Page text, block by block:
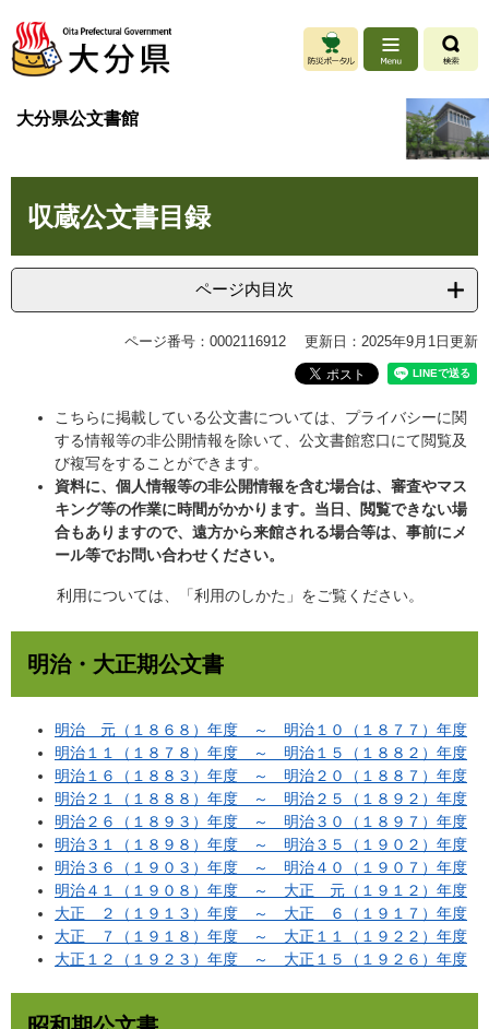
ジ
ュ
大分県公文書館
収蔵公文書目録
ページ内目次
ページ番号：0002116912 更新日：2025年9月1日更新
こちらに掲載している公文書については、プライバシーに関
する情報等の非公開情報を除いて、公文書館窓口にて閲覧及
び複写をすることができます。
資料に、個人情報等の非公開情報を含む場合は、審査やマス
キング等の作業に時間がかかります。当日、閲覧できない場
合もありますので、遠方から来館される場合等は、事前にメ
ール等でお問い合わせください。
利用については、「利用のしかた」をご覧ください。
明治・大正期公文書
明治 元（１８６８）年度 ～ 明治１０（１８７７）年度
明治１１（１８７８）年度 ～ 明治１５（１８８２）年度
明治１６（１８８３）年度 ～ 明治２０（１８８７）年度
明治２１（１８８８）年度 ～ 明治２５（１８９２）年度
明治２６（１８９３）年度 ～ 明治３０（１８９７）年度
明治３１（１８９８）年度 ～ 明治３５（１９０２）年度
明治３６（１９０３）年度 ～ 明治４０（１９０７）年度
明治４１（１９０８）年度 ～ 大正 元（１９１２）年度
大正 ２（１９１３）年度 ～ 大正 ６（１９１７）年度
大正 ７（１９１８）年度 ～ 大正１１（１９２２）年度
大正１２（１９２３）年度 ～ 大正１５（１９２６）年度